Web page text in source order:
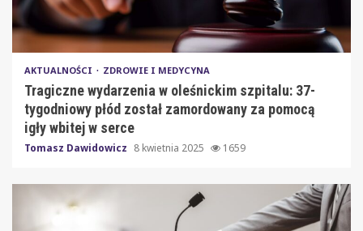
AKTUALNOŚCI ZDROWIE I MEDYCYNA
Tragiczne wydarzenia w oleśnickim szpitalu: 37-
tygodniowy płód został zamordowany za pomocą
igły wbitej w serce
Tomasz Dawidowicz 8 kwietnia 2025 1659